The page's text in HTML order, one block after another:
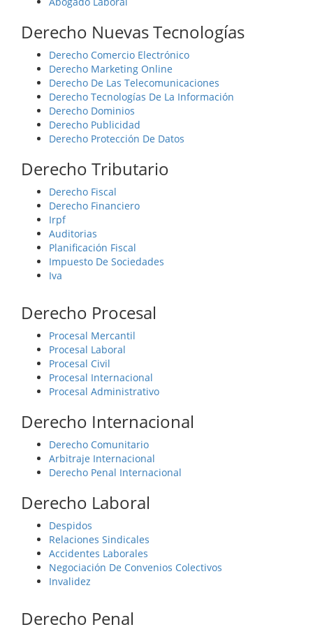
Derecho Nuevas Tecnologías
Derecho Comercio Electrónico
Derecho Marketing Online
Derecho De Las Telecomunicaciones
Derecho Tecnologías De La Información
Derecho Dominios
Derecho Publicidad
Derecho Protección De Datos
Derecho Tributario
Derecho Fiscal
Derecho Financiero
Irpf
Auditorias
Planificación Fiscal
Impuesto De Sociedades
Iva
Derecho Procesal
Procesal Mercantil
Procesal Laboral
Procesal Civil
Procesal Internacional
Procesal Administrativo
Derecho Internacional
Derecho Comunitario
Arbitraje Internacional
Derecho Penal Internacional
Derecho Laboral
Despidos
Relaciones Sindicales
Accidentes Laborales
Negociación De Convenios Colectivos
Invalidez
Derecho Penal